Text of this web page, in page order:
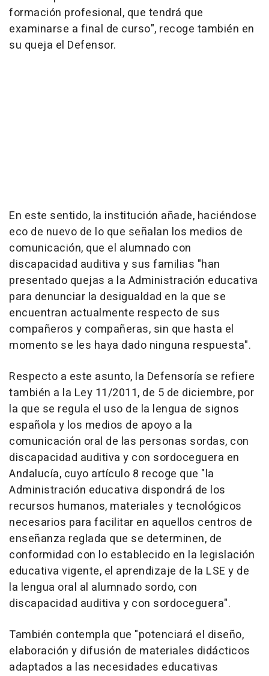
formación profesional, que tendrá que
examinarse a final de curso", recoge también en
su queja el Defensor.
En este sentido, la institución añade, haciéndose
eco de nuevo de lo que señalan los medios de
comunicación, que el alumnado con
discapacidad auditiva y sus familias "han
presentado quejas a la Administración educativa
para denunciar la desigualdad en la que se
encuentran actualmente respecto de sus
compañeros y compañeras, sin que hasta el
momento se les haya dado ninguna respuesta".
Respecto a este asunto, la Defensoría se refiere
también a la Ley 11/2011, de 5 de diciembre, por
la que se regula el uso de la lengua de signos
española y los medios de apoyo a la
comunicación oral de las personas sordas, con
discapacidad auditiva y con sordoceguera en
Andalucía, cuyo artículo 8 recoge que "la
Administración educativa dispondrá de los
recursos humanos, materiales y tecnológicos
necesarios para facilitar en aquellos centros de
enseñanza reglada que se determinen, de
conformidad con lo establecido en la legislación
educativa vigente, el aprendizaje de la LSE y de
la lengua oral al alumnado sordo, con
discapacidad auditiva y con sordoceguera".
También contempla que "potenciará el diseño,
elaboración y difusión de materiales didácticos
adaptados a las necesidades educativas